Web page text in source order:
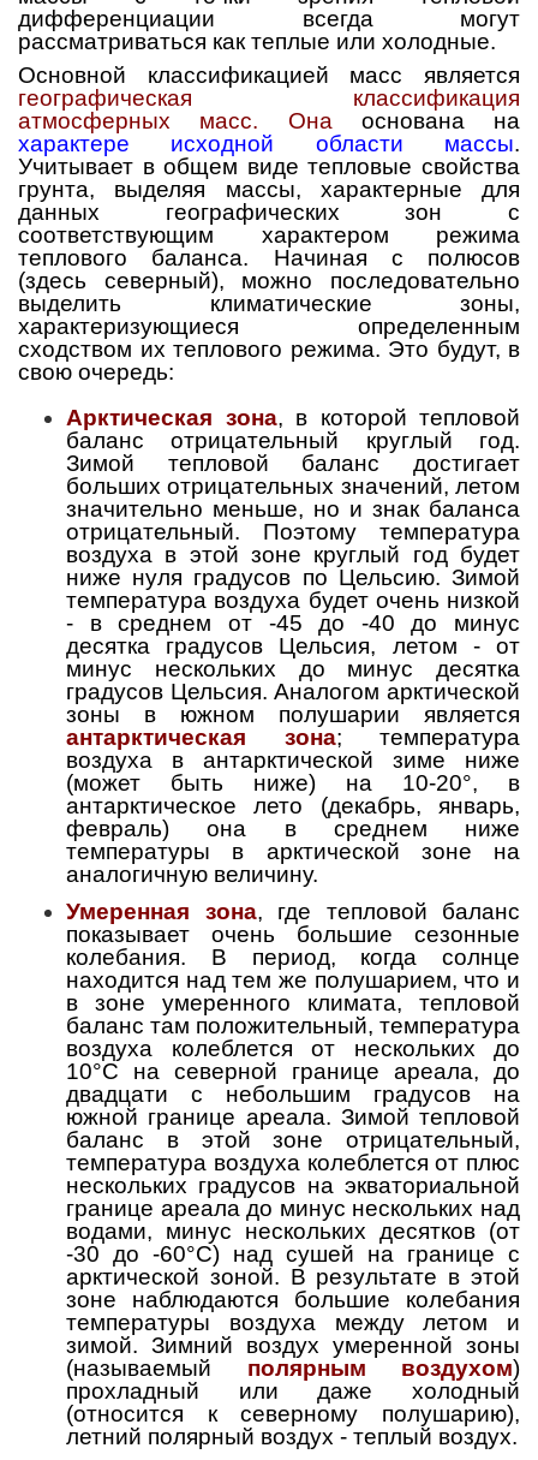
дифференциации всегда могут
рассматриваться как теплые или холодные.
Основной классификацией масс является
географическая классификация
атмосферных масс. Она основана на
характере исходной области массы.
Учитывает в общем виде тепловые свойства
грунта, выделяя массы, характерные для
данных географических зон с
соответствующим характером режима
теплового баланса. Начиная с полюсов
(здесь северный), можно последовательно
выделить климатические зоны,
характеризующиеся определенным
сходством их теплового режима. Это будут, в
свою очередь:
Арктическая зона, в которой тепловой
баланс отрицательный круглый год.
Зимой тепловой баланс достигает
больших отрицательных значений, летом
значительно меньше, но и знак баланса
отрицательный. Поэтому температура
воздуха в этой зоне круглый год будет
ниже нуля градусов по Цельсию. Зимой
температура воздуха будет очень низкой
- в среднем от -45 до -40 до минус
десятка градусов Цельсия, летом - от
минус нескольких до минус десятка
градусов Цельсия. Аналогом арктической
зоны в южном полушарии является
антарктическая зона; температура
воздуха в антарктической зиме ниже
(может быть ниже) на 10-20°, в
антарктическое лето (декабрь, январь,
февраль) она в среднем ниже
температуры в арктической зоне на
аналогичную величину.
Умеренная зона, где тепловой баланс
показывает очень большие сезонные
колебания. В период, когда солнце
находится над тем же полушарием, что и
в зоне умеренного климата, тепловой
баланс там положительный, температура
воздуха колеблется от нескольких до
10°C на северной границе ареала, до
двадцати с небольшим градусов на
южной границе ареала. Зимой тепловой
баланс в этой зоне отрицательный,
температура воздуха колеблется от плюс
нескольких градусов на экваториальной
границе ареала до минус нескольких над
водами, минус нескольких десятков (от
-30 до -60°C) над сушей на границе с
арктической зоной. В результате в этой
зоне наблюдаются большие колебания
температуры воздуха между летом и
зимой. Зимний воздух умеренной зоны
(называемый полярным воздухом)
прохладный или даже холодный
(относится к северному полушарию),
летний полярный воздух - теплый воздух.